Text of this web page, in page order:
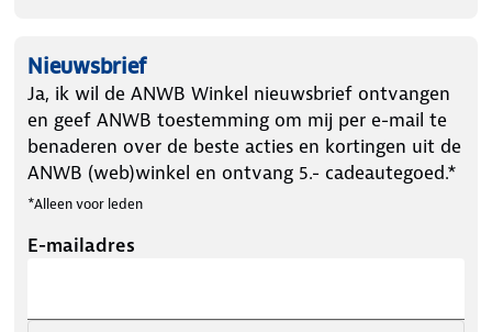
Nieuwsbrief
Ja, ik wil de ANWB Winkel nieuwsbrief ontvangen
en geef ANWB toestemming om mij per e-mail te
benaderen over de beste acties en kortingen uit de
ANWB (web)winkel en ontvang 5.- cadeautegoed.*
*Alleen voor leden
E-mailadres